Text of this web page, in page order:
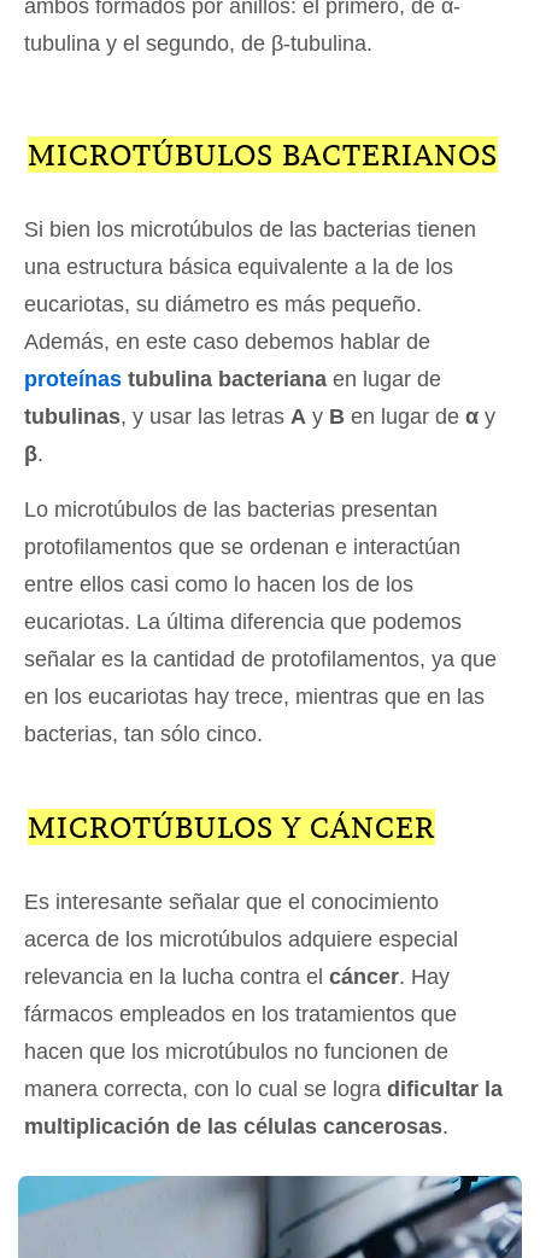
ambos formados por anillos: el primero, de α-
tubulina y el segundo, de β-tubulina.
MICROTÚBULOS BACTERIANOS
Si bien los microtúbulos de las bacterias tienen
una estructura básica equivalente a la de los
eucariotas, su diámetro es más pequeño.
Además, en este caso debemos hablar de
proteínas tubulina bacteriana en lugar de
tubulinas, y usar las letras A y B en lugar de α y
β.
Lo microtúbulos de las bacterias presentan
protofilamentos que se ordenan e interactúan
entre ellos casi como lo hacen los de los
eucariotas. La última diferencia que podemos
señalar es la cantidad de protofilamentos, ya que
en los eucariotas hay trece, mientras que en las
bacterias, tan sólo cinco.
MICROTÚBULOS Y CÁNCER
Es interesante señalar que el conocimiento
acerca de los microtúbulos adquiere especial
relevancia en la lucha contra el cáncer. Hay
fármacos empleados en los tratamientos que
hacen que los microtúbulos no funcionen de
manera correcta, con lo cual se logra dificultar la
multiplicación de las células cancerosas.